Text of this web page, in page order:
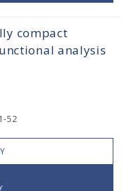
compact
analysis
52